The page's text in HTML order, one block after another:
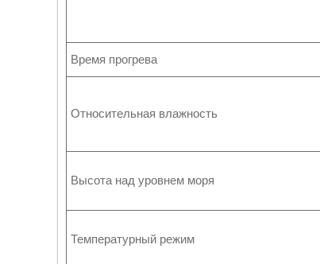
Время прогрева
Относительная влажность
Высота над уровнем моря
Температурный режим